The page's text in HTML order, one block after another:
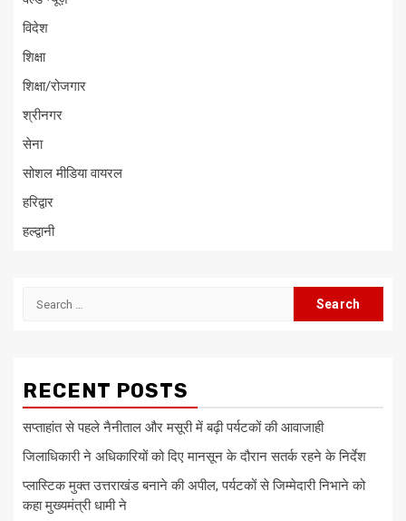
विदेश
शिक्षा
शिक्षा/रोजगार
श्रीनगर
सेना
सोशल मीडिया वायरल
हरिद्वार
हल्द्वानी
Search
RECENT POSTS
सप्ताहांत से पहले नैनीताल और मसूरी में बढ़ी पर्यटकों की आवाजाही
जिलाधिकारी ने अधिकारियों को दिए मानसून के दौरान सतर्क रहने के निर्देश
प्लास्टिक मुक्त उत्तराखंड बनाने की अपील, पर्यटकों से जिम्मेदारी निभाने को
कहा मुख्यमंत्री धामी ने